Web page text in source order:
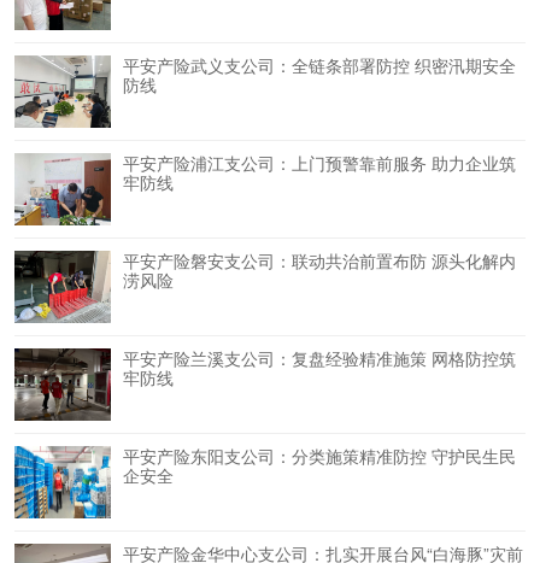
平安产险武义支公司：全链条部署防控 织密汛期安全
防线
平安产险浦江支公司：上门预警靠前服务 助力企业筑
牢防线
平安产险磐安支公司：联动共治前置布防 源头化解内
涝风险
平安产险兰溪支公司：复盘经验精准施策 网格防控筑
牢防线
平安产险东阳支公司：分类施策精准防控 守护民生民
企安全
平安产险金华中心支公司：扎实开展台风“白海豚”灾前